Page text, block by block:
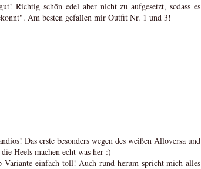
Richtig schön edel aber nicht zu aufgesetzt, sodass es
Am besten gefallen mir Outfit Nr. 1 und 3!
Das erste besonders wegen des weißen Alloversa und
Heels machen echt was her :)
einfach toll! Auch rund herum spricht mich alles